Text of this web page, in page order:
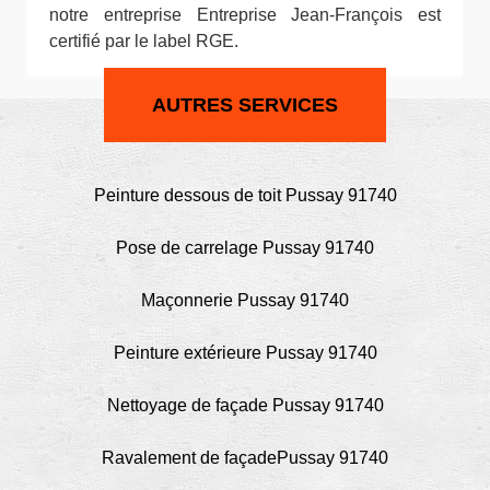
notre entreprise Entreprise Jean-François est
certifié par le label RGE.
AUTRES SERVICES
Peinture dessous de toit Pussay 91740
Pose de carrelage Pussay 91740
Maçonnerie Pussay 91740
Peinture extérieure Pussay 91740
Nettoyage de façade Pussay 91740
Ravalement de façadePussay 91740